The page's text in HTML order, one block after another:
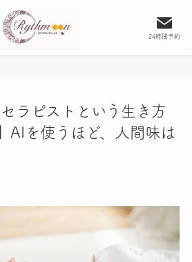
24時間予約
ラピストという生き方
AIを使うほど、人間味は